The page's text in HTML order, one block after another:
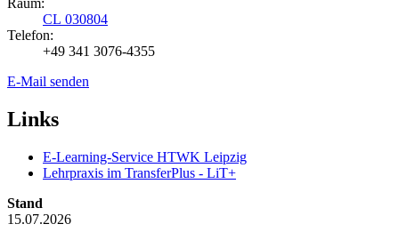
Raum:
CL 030804
Telefon:
+49 341 3076-4355
E-Mail senden
Links
E-Learning-Service HTWK Leipzig
Lehrpraxis im TransferPlus - LiT+
Stand
15.07.2026